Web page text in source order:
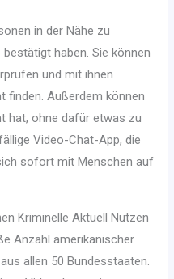
in der Nähe zu
haben. Sie können
und mit ihnen
finden. Außerdem können
hat, ohne dafür etwas zu
Video-Chat-App, die
sofort mit Menschen auf
Kriminelle Aktuell Nutzen
Anzahl amerikanischer
allen 50 Bundesstaaten.